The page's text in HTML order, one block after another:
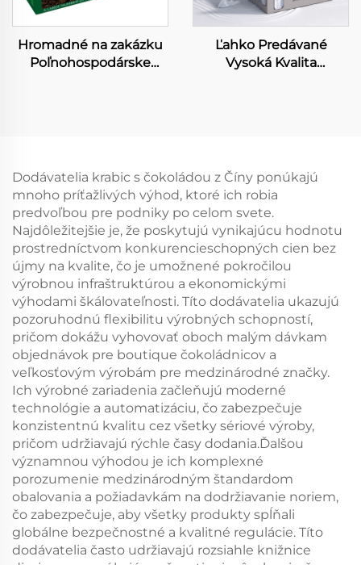
Hromadné na zakázku
Poľnohospodárske
poľnohospodárska
papierová krabička
Ľahko Predávané
Vysoká Kvalita
Dodávatelia krabic s čokoládou z Číny ponúkajú
mnoho príťažlivých výhod, ktoré ich robia
predvoľbou pre podniky po celom svete.
Najdôležitejšie je, že poskytujú vynikajúcu hodnotu
prostredníctvom konkurencieschopných cien bez
újmy na kvalite, čo je umožnené pokročilou
výrobnou infraštruktúrou a ekonomickými
výhodami škálovateľnosti. Títo dodávatelia ukazujú
pozoruhodnú flexibilitu výrobných schopností,
pričom dokážu vyhovovať oboch malým dávkam
objednávok pre boutique čokoládnicov a
veľkosťovým výrobám pre medzinárodné značky.
Ich výrobné zariadenia začleňujú moderné
technológie a automatizáciu, čo zabezpečuje
konzistentnú kvalitu cez všetky sériové výroby,
pričom udržiavajú rýchle časy dodania.Ďalšou
významnou výhodou je ich komplexné
porozumenie medzinárodným štandardom
obalovania a požiadavkám na dodržiavanie noriem,
čo zabezpečuje, aby všetky produkty spĺňali
globálne bezpečnostné a kvalitné regulácie. Títo
dodávatelia často udržiavajú rozsiahle knižnice